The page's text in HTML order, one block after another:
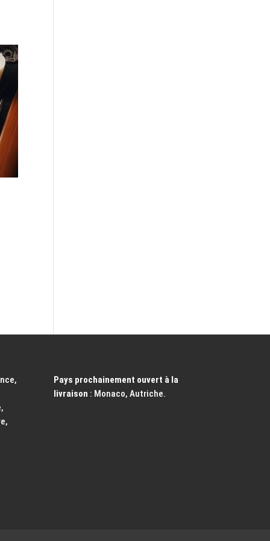
Pays prochainement ouvert à la
livraison : Monaco, Autriche.